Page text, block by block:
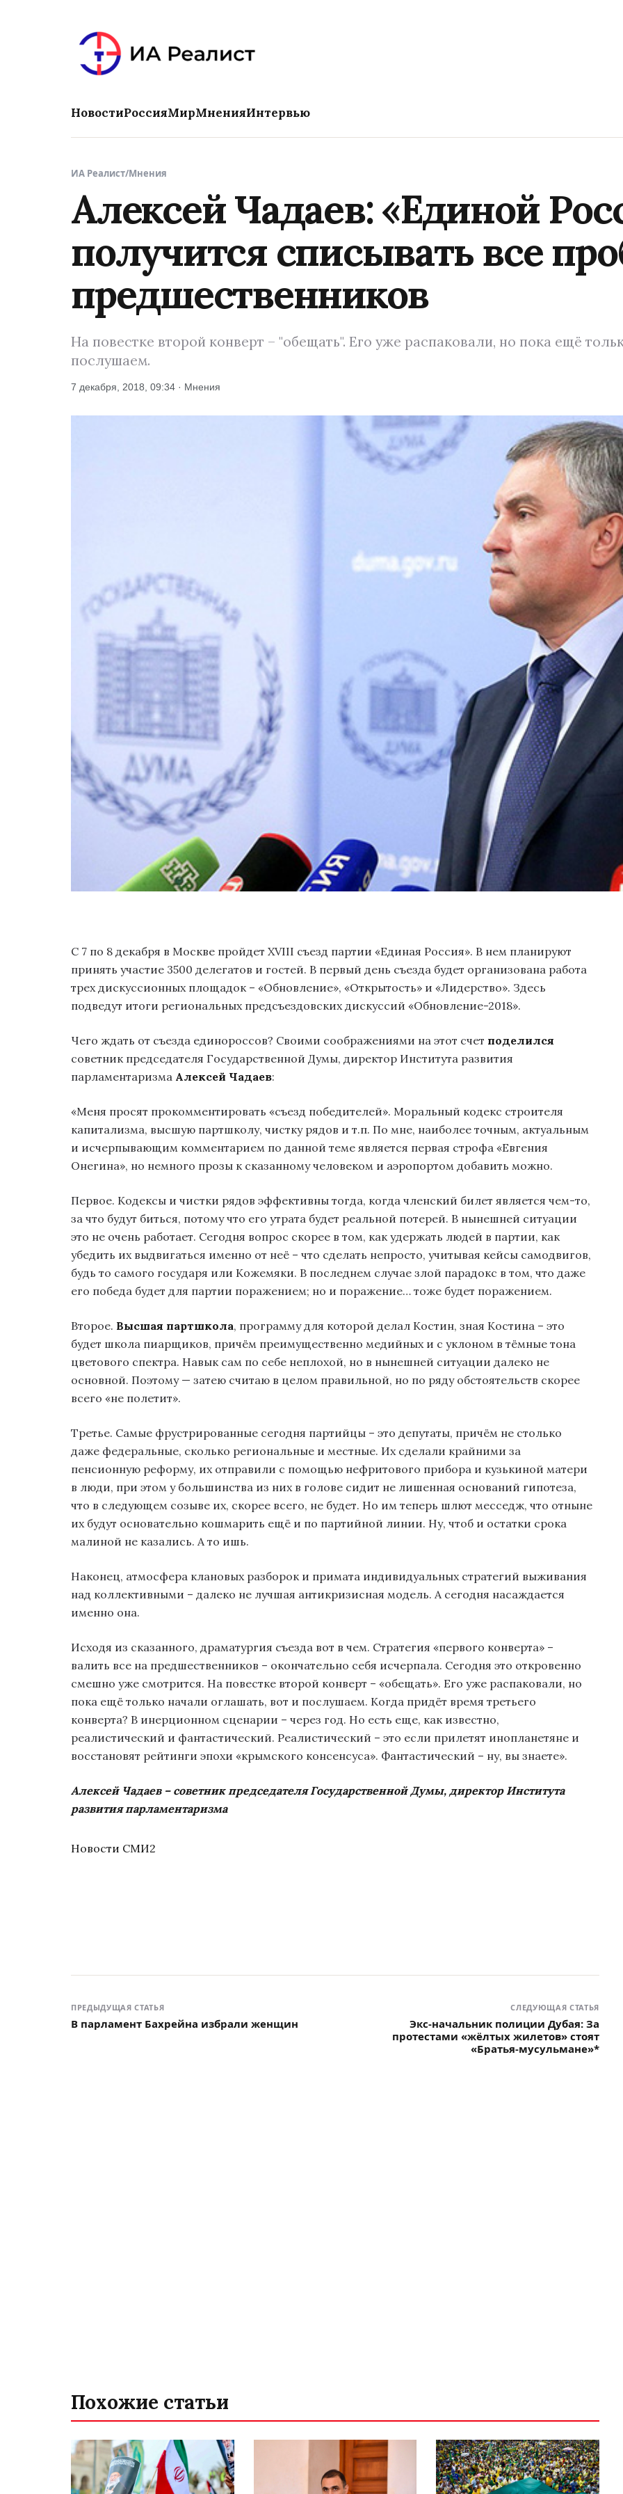
НовостиРоссияМирМненияИнтервью
ИА Реалист/Мнения
Алексей Чадаев: «Единой
получится списывать все
предшественников
На повестке второй конверт – "обещать". Его уже распаковали, но пока ещё
послушаем.
7 декабря, 2018, 09:34 · Мнения
С 7 по 8 декабря в Москве пройдет XVIII съезд партии «Единая Россия». В нем планируют
принять участие 3500 делегатов и гостей. В первый день съезда будет организована работа
трех дискуссионных площадок – «Обновление», «Открытость» и «Лидерство». Здесь
подведут итоги региональных предсъездовских дискуссий «Обновление-2018».
Чего ждать от съезда единороссов? Своими соображениями на этот счет поделился
советник председателя Государственной Думы, директор Института развития
парламентаризма Алексей Чадаев:
«Меня просят прокомментировать «съезд победителей». Моральный кодекс строителя
капитализма, высшую партшколу, чистку рядов и т.п. По мне, наиболее точным, актуальным
и исчерпывающим комментарием по данной теме является первая строфа «Евгения
Онегина», но немного прозы к сказанному человеком и аэропортом добавить можно.
Первое. Кодексы и чистки рядов эффективны тогда, когда членский билет является чем-то,
за что будут биться, потому что его утрата будет реальной потерей. В нынешней ситуации
это не очень работает. Сегодня вопрос скорее в том, как удержать людей в партии, как
убедить их выдвигаться именно от неё – что сделать непросто, учитывая кейсы самодвигов,
будь то самого государя или Кожемяки. В последнем случае злой парадокс в том, что даже
его победа будет для партии поражением; но и поражение… тоже будет поражением.
Второе. Высшая партшкола, программу для которой делал Костин, зная Костина – это
будет школа пиарщиков, причём преимущественно медийных и с уклоном в тёмные тона
цветового спектра. Навык сам по себе неплохой, но в нынешней ситуации далеко не
основной. Поэтому — затею считаю в целом правильной, но по ряду обстоятельств скорее
всего «не полетит».
Третье. Самые фрустрированные сегодня партийцы – это депутаты, причём не столько
даже федеральные, сколько региональные и местные. Их сделали крайними за
пенсионную реформу, их отправили с помощью нефритового прибора и кузькиной матери
в люди, при этом у большинства из них в голове сидит не лишенная оснований гипотеза,
что в следующем созыве их, скорее всего, не будет. Но им теперь шлют месседж, что отныне
их будут основательно кошмарить ещё и по партийной линии. Ну, чтоб и остатки срока
малиной не казались. А то ишь.
Наконец, атмосфера клановых разборок и примата индивидуальных стратегий выживания
над коллективными – далеко не лучшая антикризисная модель. А сегодня насаждается
именно она.
Исходя из сказанного, драматургия съезда вот в чем. Стратегия «первого конверта» –
валить все на предшественников – окончательно себя исчерпала. Сегодня это откровенно
смешно уже смотрится. На повестке второй конверт – «обещать». Его уже распаковали, но
пока ещё только начали оглашать, вот и послушаем. Когда придёт время третьего
конверта? В инерционном сценарии – через год. Но есть еще, как известно,
реалистический и фантастический. Реалистический – это если прилетят инопланетяне и
восстановят рейтинги эпохи «крымского консенсуса». Фантастический – ну, вы знаете».
Алексей Чадаев – советник председателя Государственной Думы, директор Института
развития парламентаризма
Новости СМИ2
ПРЕДЫДУЩАЯ СТАТЬЯ
В парламент Бахрейна избрали женщин
СЛЕДУЮЩАЯ СТАТЬЯ
Экс-начальник полиции Дубая: За
протестами «жёлтых жилетов» стоят
«Братья-мусульмане»*
Похожие статьи